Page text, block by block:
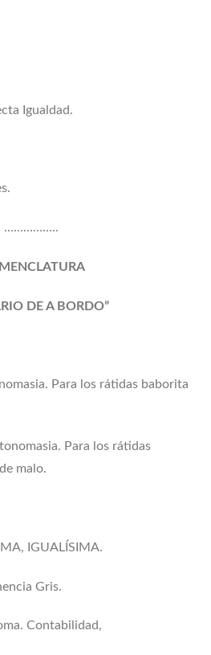
Igualdad.
……………..
DE A BORDO”
Para los rátidas baborita
Para los rátidas
malo.
IGUALÍSIMA.
Gris.
Contabilidad,